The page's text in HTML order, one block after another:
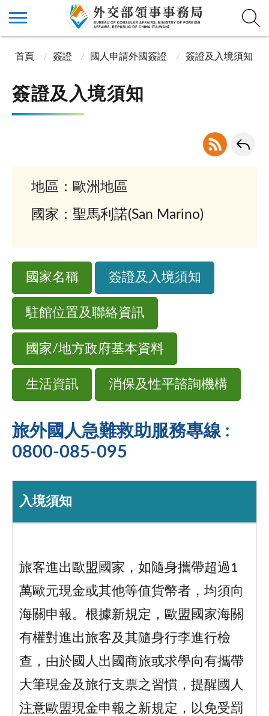
首頁 簽證 國人申請外國簽證 簽證及入境須知
簽證及入境須知
地區：歐洲地區
國家：聖馬利諾(San Marino)
國家名稱 簽證及入境須知
駐館位置及聯絡資訊
國家/地方政府基本資料
生活資訊 消保及性平諮詢機構
旅外國人急難救助服務專線 :
0800-085-095
入境須知
旅客進出歐盟國家，如隨身攜帶超過1
萬歐元現金或其他等值貨幣者，均須向
海關申報。根據新規定，歐盟國家海關
有權對進出旅客及其隨身行李進行檢
查，由於國人出國商旅或求學向有攜帶
大筆現金及旅行支票之習慣，提醒國人
注意歐盟現金申報之新規定，以免受罰